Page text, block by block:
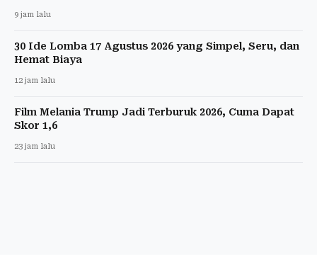
9 jam lalu
30 Ide Lomba 17 Agustus 2026 yang Simpel, Seru, dan
Hemat Biaya
12 jam lalu
Film Melania Trump Jadi Terburuk 2026, Cuma Dapat
Skor 1,6
23 jam lalu